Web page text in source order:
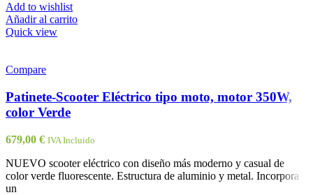
Add to wishlist
Añadir al carrito
Quick view
Compare
Patinete-Scooter Eléctrico tipo moto, motor 350W,
color Verde
679,00 € IVA Incluido
NUEVO scooter eléctrico con diseño más moderno y casual de
color verde fluorescente. Estructura de aluminio y metal. Incorpora
un